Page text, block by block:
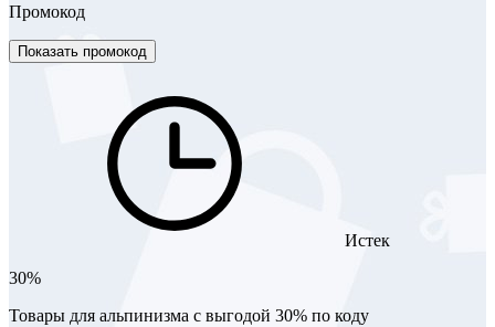
Промокод
Показать промокод
Истек
30%
Товары для альпинизма с выгодой 30% по коду